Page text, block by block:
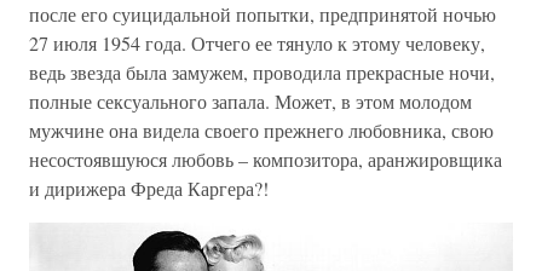
после его суицидальной попытки, предпринятой ночью
27 июля 1954 года. Отчего ее тянуло к этому человеку,
ведь звезда была замужем, проводила прекрасные ночи,
полные сексуального запала. Может, в этом молодом
мужчине она видела своего прежнего любовника, свою
несостоявшуюся любовь – композитора, аранжировщика
и дирижера Фреда Каргера?!